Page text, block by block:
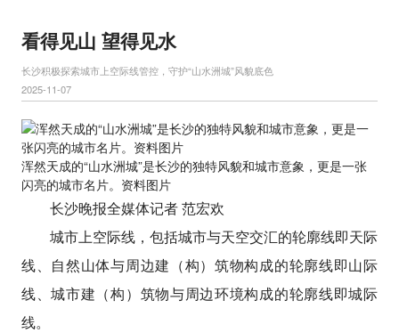
看得见山 望得见水
长沙积极探索城市上空际线管控，守护“山水洲城”风貌底色
2025-11-07
浑然天成的“山水洲城”是长沙的独特风貌和城市意象，更是一张
闪亮的城市名片。资料图片
长沙晚报全媒体记者 范宏欢
城市上空际线，包括城市与天空交汇的轮廓线即天际
线、自然山体与周边建（构）筑物构成的轮廓线即山际
线、城市建（构）筑物与周边环境构成的轮廓线即城际
线。